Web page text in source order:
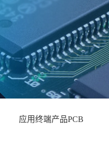
应用终端产品PCB